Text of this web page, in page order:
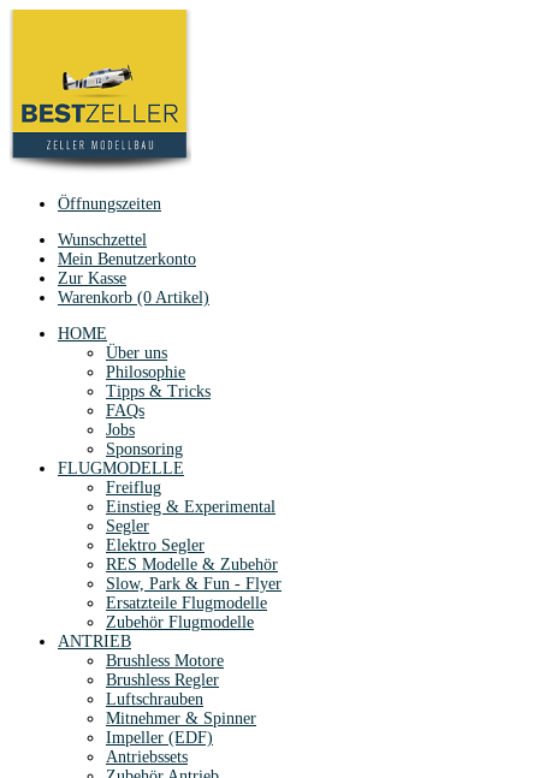
Öffnungszeiten
Wunschzettel
Mein Benutzerkonto
Zur Kasse
Warenkorb (0 Artikel)
HOME
Über uns
Philosophie
Tipps & Tricks
FAQs
Jobs
Sponsoring
FLUGMODELLE
Freiflug
Einstieg & Experimental
Segler
Elektro Segler
RES Modelle & Zubehör
Slow, Park & Fun - Flyer
Ersatzteile Flugmodelle
Zubehör Flugmodelle
ANTRIEB
Brushless Motore
Brushless Regler
Luftschrauben
Mitnehmer & Spinner
Impeller (EDF)
Antriebssets